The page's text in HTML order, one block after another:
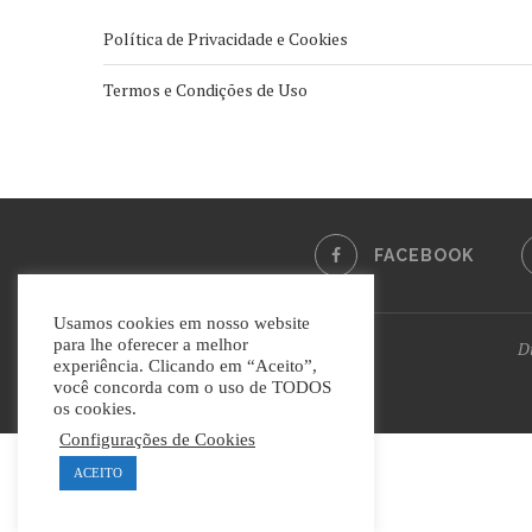
Política de Privacidade e Cookies
Termos e Condições de Uso
FACEBOOK
Usamos cookies em nosso website
para lhe oferecer a melhor
experiência. Clicando em “Aceito”,
você concorda com o uso de TODOS
os cookies.
Configurações de Cookies
ACEITO